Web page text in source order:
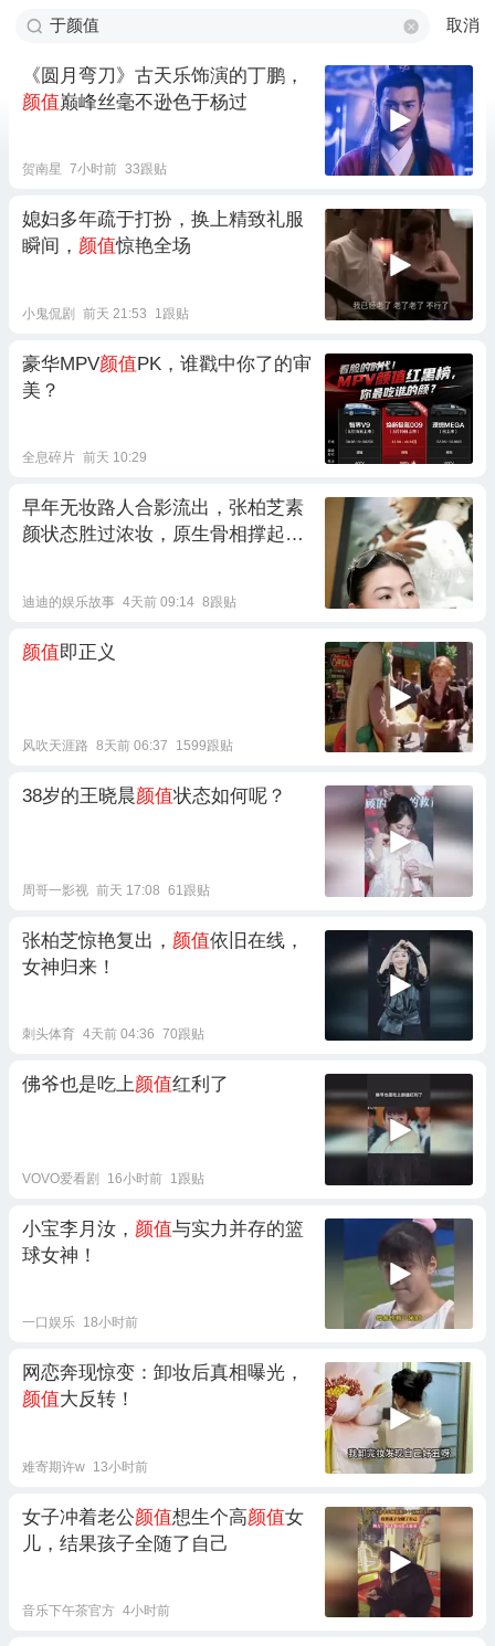
取消
《圆月弯刀》古天乐饰演的丁鹏，
颜值巅峰丝毫不逊色于杨过
贺南星 7小时前 33跟贴
媳妇多年疏于打扮，换上精致礼服
瞬间， 颜值惊艳全场
小鬼侃剧 前天 21:53 1跟贴
豪华MPV颜值PK，谁戳中你了的审
美？
全息碎片 前天 10:29
早年无妆路人合影流出，张柏芝素
颜状态胜过浓妆，原生骨相撑起颜
迪迪的娱乐故事 4天前 09:14 8跟贴
颜值即正义
风吹天涯路 8天前 06:37 1599跟贴
38岁的王晓晨颜值状态如何呢？
周哥一影视 前天 17:08 61跟贴
张柏芝惊艳复出， 颜值依旧在线，
女神归来！
刺头体育 4天前 04:36 70跟贴
佛爷也是吃上颜值红利了
VOVO爱看剧 16小时前 1跟贴
小宝李月汝， 颜值与实力并存的篮
球女神！
一口娱乐 18小时前
网恋奔现惊变：卸妆后真相曝光，
颜值大反转！
难寄期许w 13小时前
女子冲着老公颜值想生个高颜值女
儿，结果孩子全随了自己
音乐下午茶官方 4小时前